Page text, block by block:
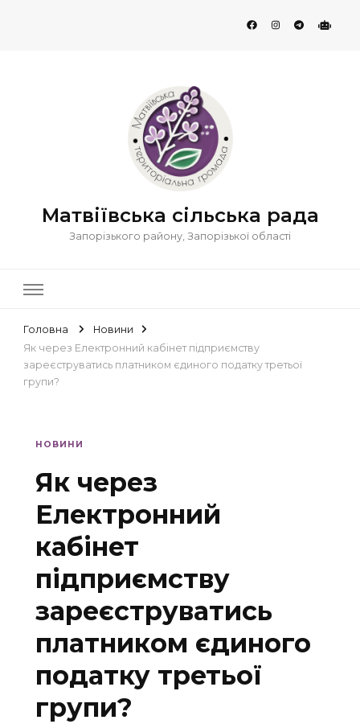
Матвіївська сільська рада
Запорізького району, Запорізької області
Головна
Новини
Як через Електронний кабінет підприємству
зареєструватись платником єдиного податку третьої
групи?
НОВИНИ
Як через
Електронний
кабінет
підприємству
зареєструватись
платником єдиного
податку третьої
групи?